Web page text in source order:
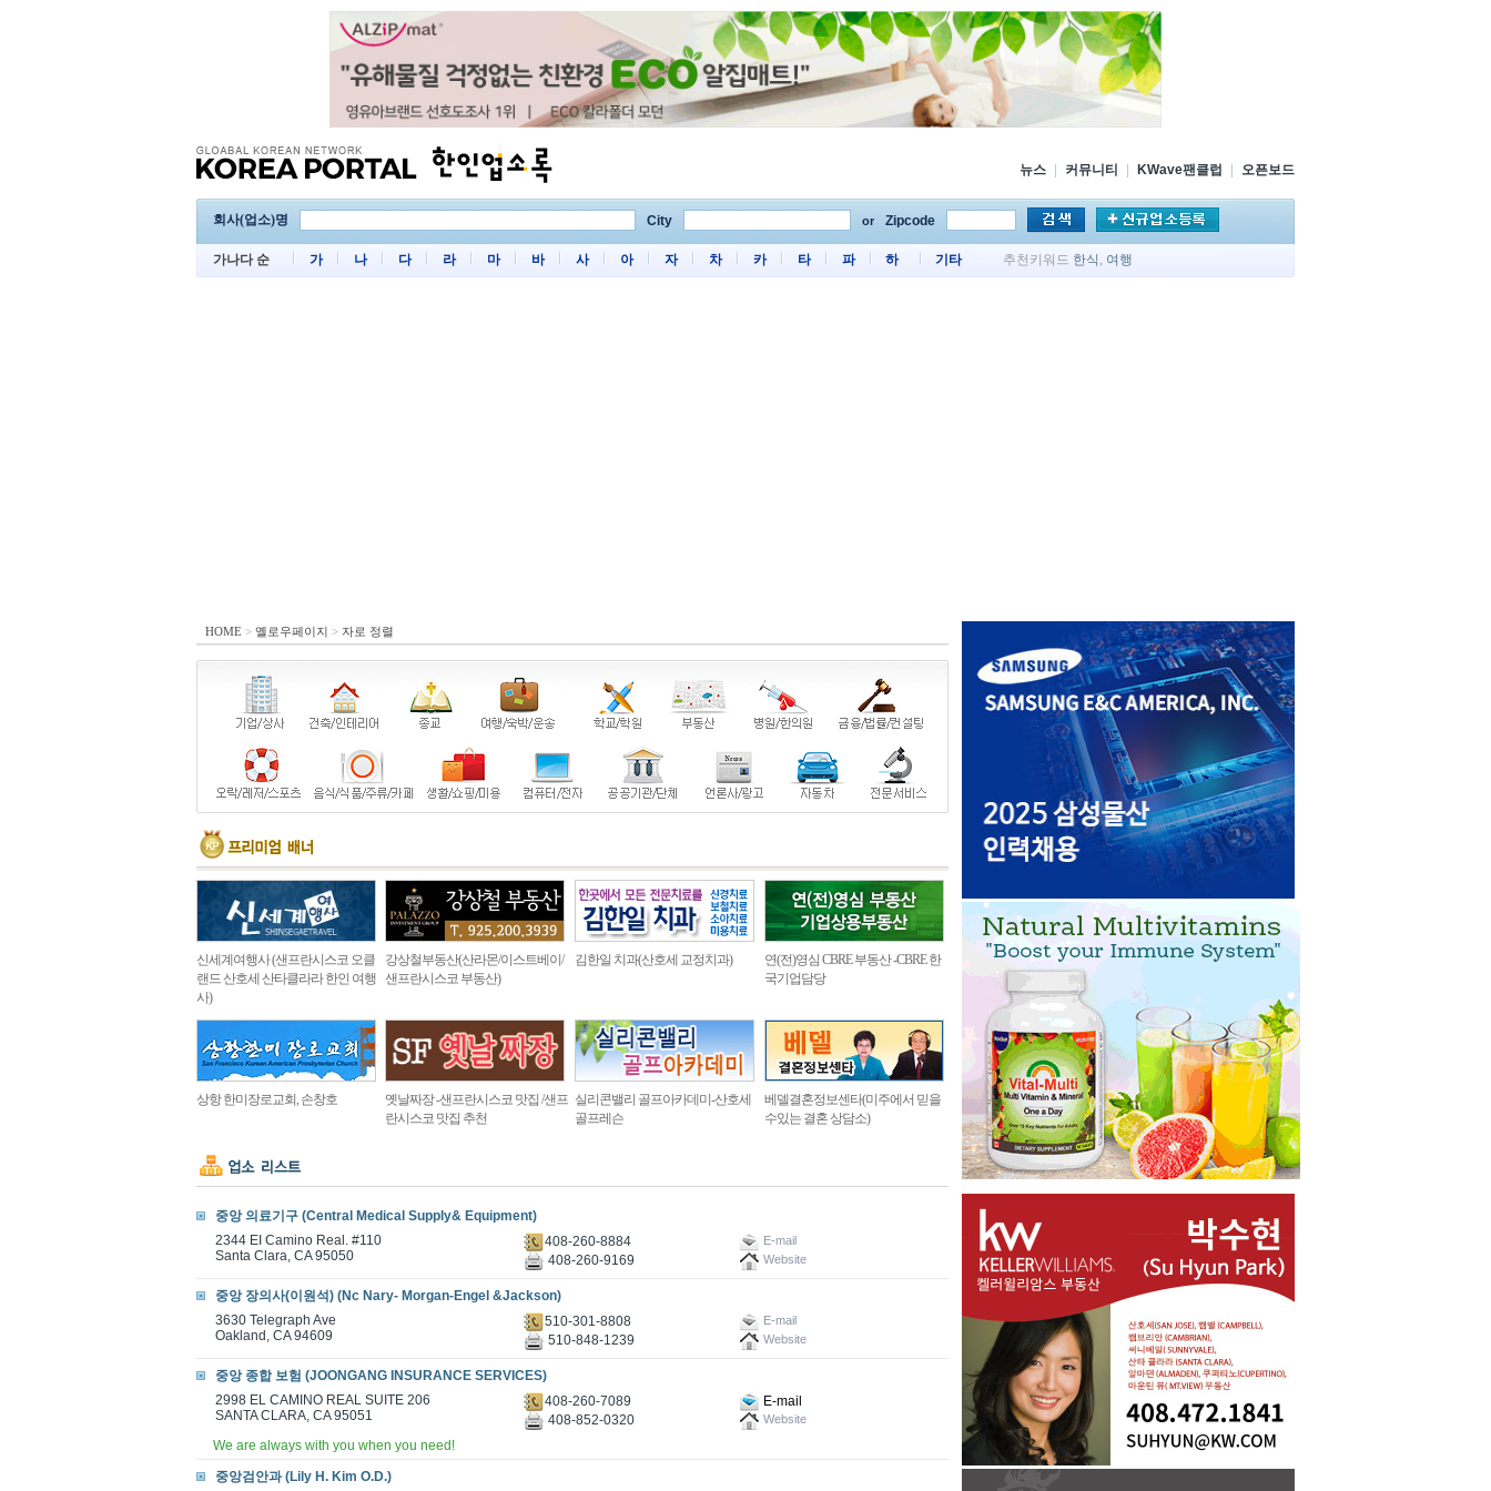
뉴스 커뮤니티 KWave팬클럽 오픈보드
회사(업소)명 City or Zipcode
가나다 순 가 나 다 라 마 바 사 아 자 차 카 타 파 하 기타 추천키워드 한식 , 여행
HOME > 옐로우페이지 > 자로 정렬
신세계여행사 (샌프란시스코 오클
랜드 산호세 산타클라라 한인 여행
사)
강상철부동산(산라몬/이스트베이/
샌프란시스코 부동산)
김한일 치과(산호세 교정치과)
연(전)영심 CBRE 부동산 -CBRE 한
국기업담당
상항 한미장로교회, 손창호
옛날짜장 -샌프란시스코 맛집 /샌프
란시스코 맛집 추천
실리콘밸리 골프아카데미-산호세
골프레슨
베델결혼정보센타(미주에서 믿을
수있는 결혼 상담소)
중앙 의료기구 (Central Medical Supply& Equipment)
2344 EI Camino Real. #110
Santa Clara, CA 95050
408-260-8884 E-mail
408-260-9169 Website
중앙 장의사(이원석) (Nc Nary- Morgan-Engel &Jackson)
3630 Telegraph Ave
Oakland, CA 94609
510-301-8808 E-mail
510-848-1239 Website
중앙 종합 보험 (JOONGANG INSURANCE SERVICES)
2998 EL CAMINO REAL SUITE 206
SANTA CLARA, CA 95051
408-260-7089
E-mail
408-852-0320
Website
We are always with you when you need!
중앙검안과 (Lily H. Kim O.D.)